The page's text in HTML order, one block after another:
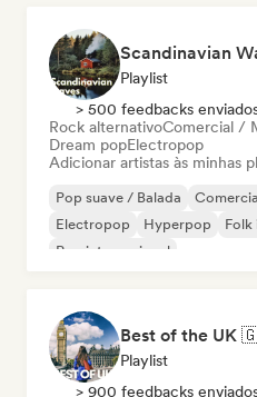
Scandinavian
Playlist
> 500 feedbacks
Rock alternativoComercial /
Dream popElectropop
Adicionar artistas às minhas
Pop suave / Balada
Electropop
Hyperpop Folk
Pop internacional
Best of the UK
Playlist
> 900 feedbacks